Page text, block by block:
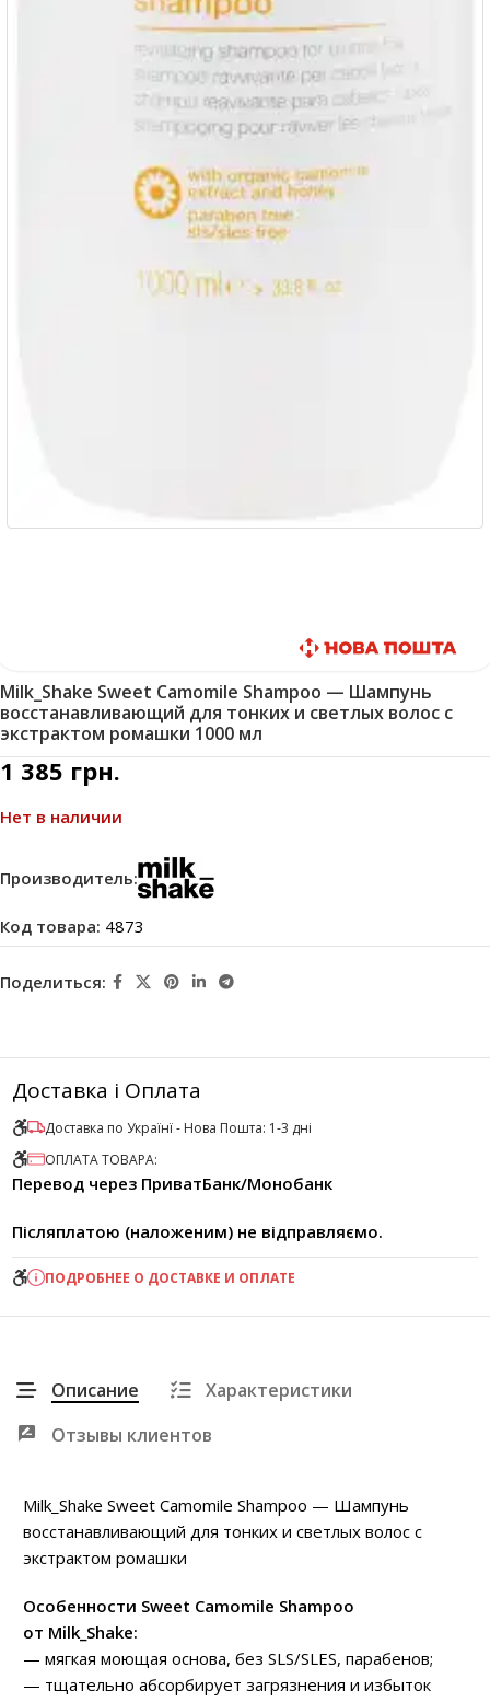
Milk_Shake Sweet Camomile Shampoo — Шампунь
восстанавливающий для тонких и светлых волос с
экстрактом ромашки 1000 мл
1 385 грн.
Нет в наличии
Производитель:
Код товара: 4873
Поделиться:
Доставка і Оплата
Доставка по Українї - Нова Пошта: 1-3 дні
ОПЛАТА ТОВАРА:
Перевод через ПриватБанк/Монобанк
Післяплатою (наложеним) не відправляємо.
ПОДРОБНЕЕ О ДОСТАВКЕ И ОПЛАТЕ
Описание
Характеристики
Отзывы клиентов
Milk_Shake Sweet Camomile Shampoo — Шампунь
восстанавливающий для тонких и светлых волос с
экстрактом ромашки
Особенности Sweet Camomile Shampoo
от Milk_Shake:
— мягкая моющая основа, без SLS/SLES, парабенов;
— тщательно абсорбирует загрязнения и избыток